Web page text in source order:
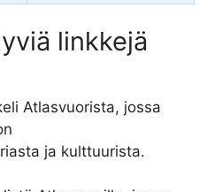
linkkejä
Atlasvuorista, jossa
ja kulttuurista.